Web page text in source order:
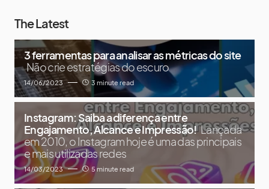
The Latest
3 ferramentas para analisar as métricas do site
Não crie estratégias do escuro
14/06/2023 3 minute read
Instagram: Saiba a diferença entre
Engajamento, Alcance e Impressão! Lançada
em 2010, o Instagram hoje é uma das principais
e mais utilizadas redes
14/03/2023 5 minute read